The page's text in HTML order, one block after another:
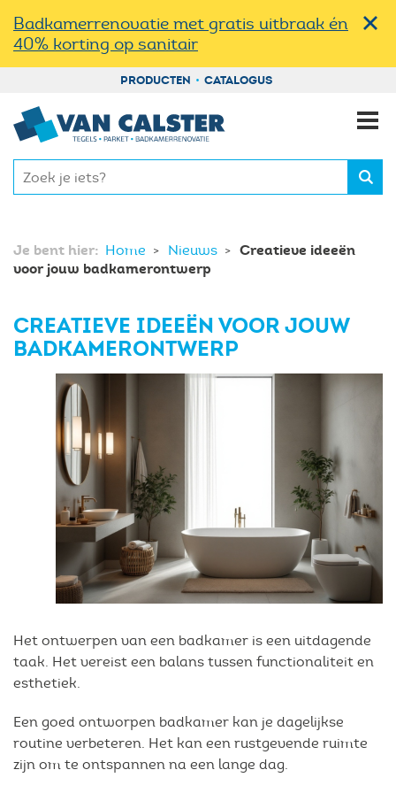
Badkamerrenovatie met gratis uitbraak én
40% korting op sanitair
PRODUCTEN CATALOGUS
Je bent hier: Home Nieuws
Creatieve ideeën
voor jouw badkamerontwerp
CREATIEVE IDEEËN VOOR JOUW
BADKAMERONTWERP
Het ontwerpen van een badkamer is een uitdagende
taak. Het vereist een balans tussen functionaliteit en
esthetiek.
Een goed ontworpen badkamer kan je dagelijkse
routine verbeteren. Het kan een rustgevende ruimte
zijn om te ontspannen na een lange dag.